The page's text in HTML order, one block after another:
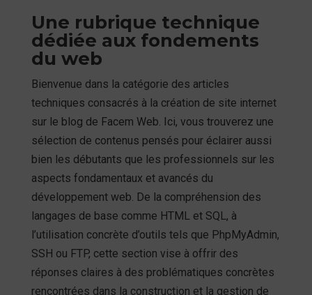
Une rubrique technique
dédiée aux fondements
du web
Bienvenue dans la catégorie des articles
techniques consacrés à la création de site internet
sur le blog de Facem Web. Ici, vous trouverez une
sélection de contenus pensés pour éclairer aussi
bien les débutants que les professionnels sur les
aspects fondamentaux et avancés du
développement web. De la compréhension des
langages de base comme HTML et SQL, à
l’utilisation concrète d’outils tels que PhpMyAdmin,
SSH ou FTP, cette section vise à offrir des
réponses claires à des problématiques concrètes
rencontrées dans la construction et la gestion de